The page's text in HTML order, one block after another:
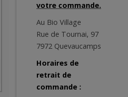
votre commande.
Au Bio Village
Rue de Tournai, 97
7972 Quevaucamps
Horaires de
retrait de
commande :